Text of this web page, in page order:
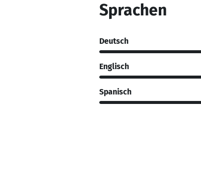
Sprachen
Deutsch
Englisch
Spanisch